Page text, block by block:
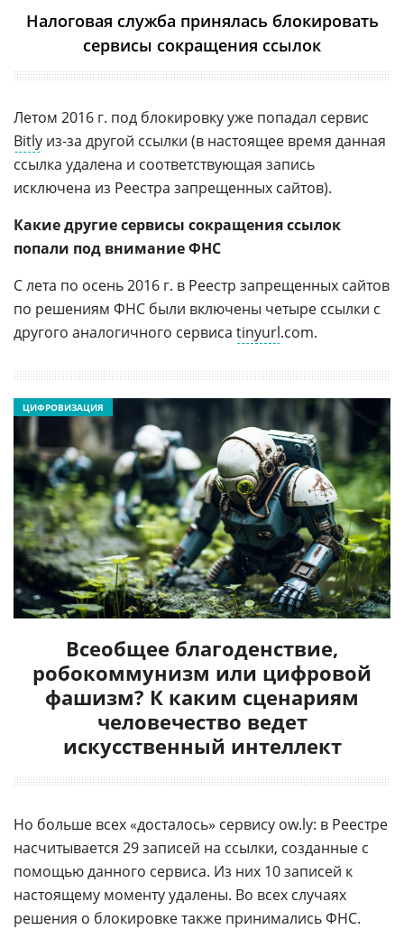
Налоговая служба принялась блокировать
сервисы сокращения ссылок
Летом 2016 г. под блокировку уже попадал сервис
Bitly из-за другой ссылки (в настоящее время данная
ссылка удалена и соответствующая запись
исключена из Реестра запрещенных сайтов).
Какие другие сервисы сокращения ссылок
попали под внимание ФНС
С лета по осень 2016 г. в Реестр запрещенных сайтов
по решениям ФНС были включены четыре ссылки с
другого аналогичного сервиса tinyurl.com.
Всеобщее благоденствие,
робокоммунизм или цифровой
фашизм? К каким сценариям
человечество ведет
искусственный интеллект
ЦИФРОВИЗАЦИЯ
Но больше всех «досталось» сервису ow.ly: в Реестре
насчитывается 29 записей на ссылки, созданные с
помощью данного сервиса. Из них 10 записей к
настоящему моменту удалены. Во всех случаях
решения о блокировке также принимались ФНС.